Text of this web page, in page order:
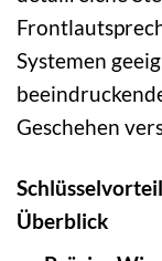
Systemen
Geschehen
Überblick